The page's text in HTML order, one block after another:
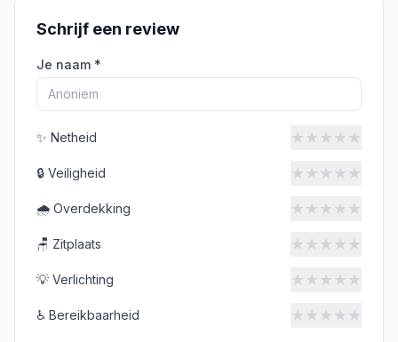
Schrijf een review
Je naam *
✨ Netheid ★★★★★
🔒 Veiligheid ★★★★★
🌧️ Overdekking ★★★★★
🪑 Zitplaats ★★★★★
💡 Verlichting ★★★★★
♿ Bereikbaarheid ★★★★★